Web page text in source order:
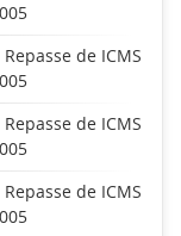
de ICMS
de ICMS
de ICMS